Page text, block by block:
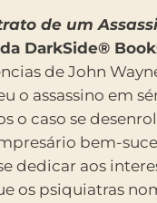
de um
DarkSide®
de John
o assassino em
o caso se
bem-
dedicar aos
os psiquiatras